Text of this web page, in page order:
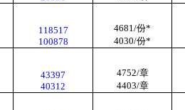
118517
100878
4681/份*
4030/份*
43397
40312
4752/章
4403/章